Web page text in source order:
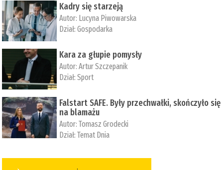
Kadry się starzeją
Autor: Lucyna Piwowarska
Dział:Gospodarka
Kara za głupie pomysły
Autor:Artur Szczepanik
Dział:Sport
Falstart SAFE. Były przechwałki, skończyło się
na blamażu
Autor:Tomasz Grodecki
Dział:Temat Dnia